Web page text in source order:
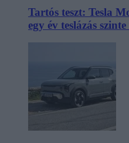
Tartós teszt: Tesla
egy év teslázás